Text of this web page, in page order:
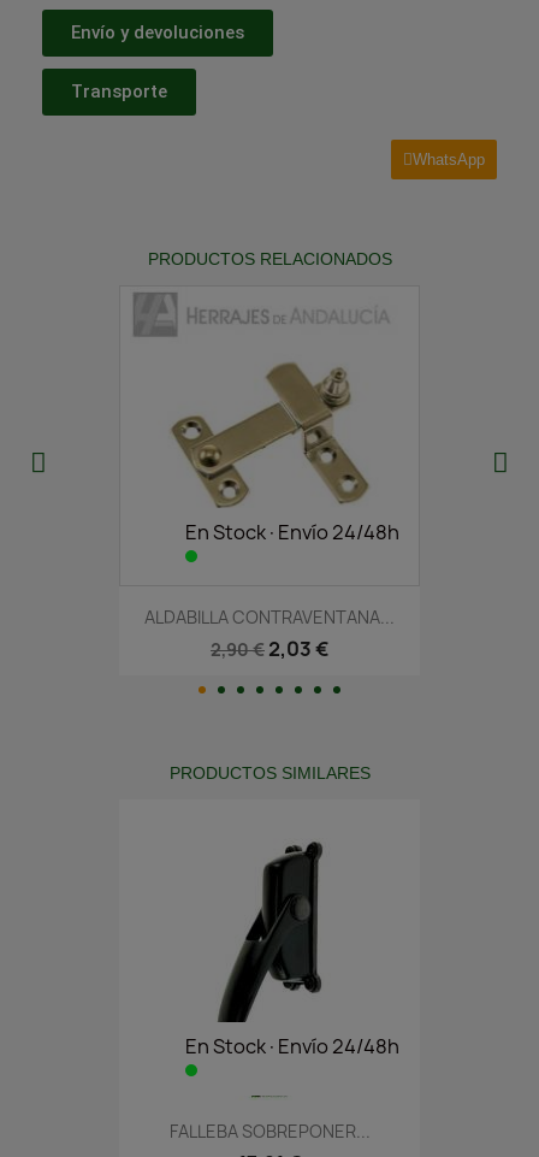
Envío y devoluciones
Transporte
WhatsApp
PRODUCTOS RELACIONADOS
En Stock·Envío 24/48h
ALDABILLA CONTRAVENTANA...
2,90 € 2,03 €
PRODUCTOS SIMILARES
En Stock·Envío 24/48h
FALLEBA SOBREPONER...